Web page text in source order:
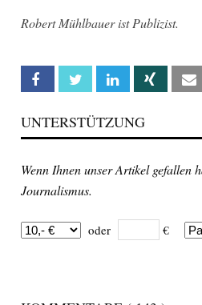
Robert Mühlbauer ist Publizist.
Facebook Twitter Linkedin Xing
UNTERSTÜTZUNG
Wenn Ihnen unser Artikel gefallen
Journalismus.
oder €